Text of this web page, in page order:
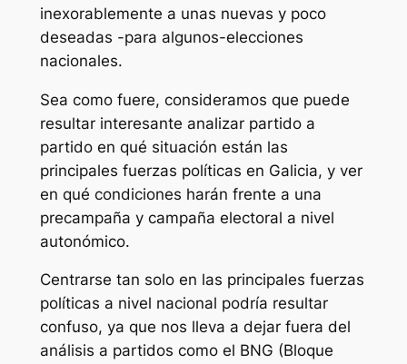
inexorablemente a unas nuevas y poco
deseadas -para algunos-elecciones
nacionales.
Sea como fuere, consideramos que puede
resultar interesante analizar partido a
partido en qué situación están las
principales fuerzas políticas en Galicia, y ver
en qué condiciones harán frente a una
precampaña y campaña electoral a nivel
autonómico.
Centrarse tan solo en las principales fuerzas
políticas a nivel nacional podría resultar
confuso, ya que nos lleva a dejar fuera del
análisis a partidos como el BNG (Bloque